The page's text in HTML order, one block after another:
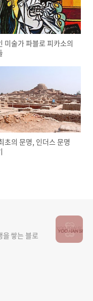
미술가 파블로 피카소의
초의 문명, 인더스 문명
을 쌓는 블로